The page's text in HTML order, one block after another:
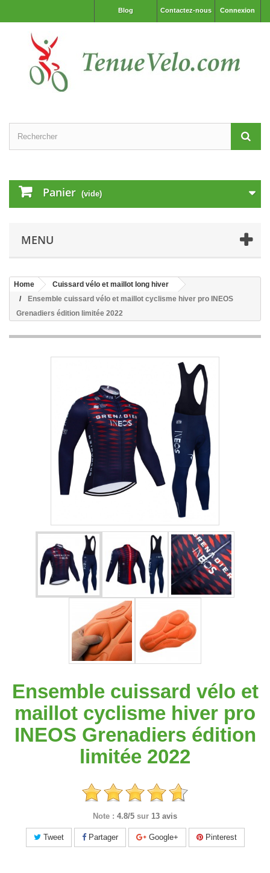
Connexion
Contactez-nous
Blog
Panier (vide)
MENU
Home
Cuissard vélo et maillot long hiver
Ensemble cuissard vélo et maillot cyclisme hiver pro INEOS
Grenadiers édition limitée 2022
Ensemble cuissard vélo et
maillot cyclisme hiver pro
INEOS Grenadiers édition
limitée 2022
Note : 4.8/5 sur 13 avis
Tweet Partager Google+ Pinterest